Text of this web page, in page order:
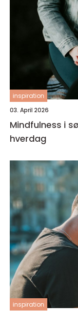
inspiration
03. April 2026
Mindfulness i
hverdag
inspiration